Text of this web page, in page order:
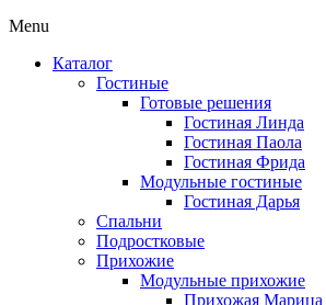
Menu
Каталог
Гостиные
Готовые решения
Гостиная Линда
Гостиная Паола
Гостиная Фрида
Модульные гостиные
Гостиная Дарья
Спальни
Подростковые
Прихожие
Модульные прихожие
Прихожая Марица